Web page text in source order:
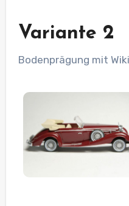
Variante 2
Bodenprägung mit